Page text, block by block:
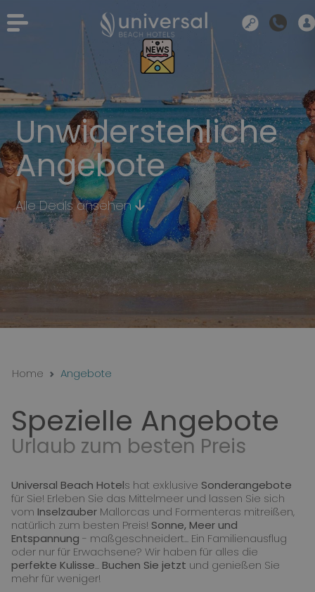
Unwiderstehliche
Angebote
Alle Deals ansehen
Home Angebote
Spezielle Angebote
Urlaub zum besten Preis
Universal Beach Hotels hat exklusive Sonderangebote
für Sie! Erleben Sie das Mittelmeer und lassen Sie sich
vomInselzauber Mallorcas und Formenteras mitreißen,
natürlich zum besten Preis! Sonne, Meer und
Entspannung - maßgeschneidert... Ein Familienausflug
oder nur für Erwachsene? Wir haben für alles die
perfekte Kulisse...Buchen Sie jetzt und genießen Sie
mehr für weniger!